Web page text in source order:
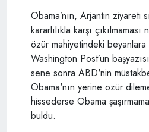
Obama’nın, Arjantin ziyareti
kararlılıkla karşı
özür mahiyetindeki beyanlara
Washington Post’un
sene sonra ABD'nin
Obama'nın yerine özür
hissederse Obama
buldu.